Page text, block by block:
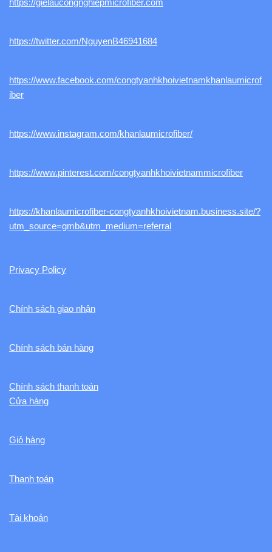
https://gielaucongnghiepmicrofiber.com
https://twitter.com/NguyenB46941684
https://www.facebook.com/congtyanhkhoivietnamkhanlaumicrof
iber
https://www.instagram.com/khanlaumicrofiber/
https://www.pinterest.com/congtyanhkhoivietnammicrofiber
https://khanlaumicrofiber-congtyanhkhoivietnam.business.site/?
utm_source=gmb&utm_medium=referral
Privacy Policy
Chính sách giao nhận
Chính sách bán hàng
Chính sách thanh toán
Cửa hàng
Giỏ hàng
Thanh toán
Tài khoản